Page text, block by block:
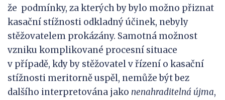
že podmínky, za kterých by bylo možno přiznat
kasační stížnosti odkladný účinek, nebyly
stěžovatelem prokázány. Samotná možnost
vzniku komplikované procesní situace
v případě, kdy by stěžovatel v řízení o kasační
stížnosti meritorně uspěl, nemůže být bez
dalšího interpretována jako nenahraditelná újma,